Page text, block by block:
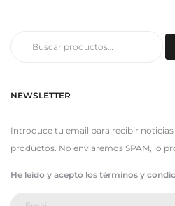
NEWSLETTER
Introduce tu email para recibir
productos. No enviaremos SPAM, lo
He leído y acepto los términos y